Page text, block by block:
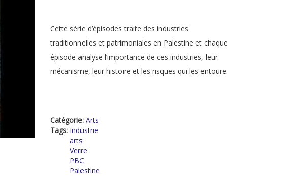
Cette série d’épisodes traite des industries
traditionnelles et patrimoniales en Palestine et chaque
épisode analyse l’importance de ces industries, leur
mécanisme, leur histoire et les risques qui les entoure.
Catégorie: Arts
Tags: Industrie
arts
Verre
PBC
Palestine